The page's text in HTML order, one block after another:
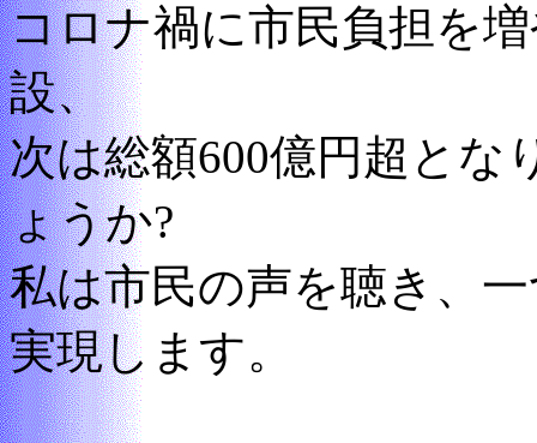
コロナ禍に市民負担を
設、
次は総額600億円超とな
ょうか?
私は市民の声を聴き、
実現します。